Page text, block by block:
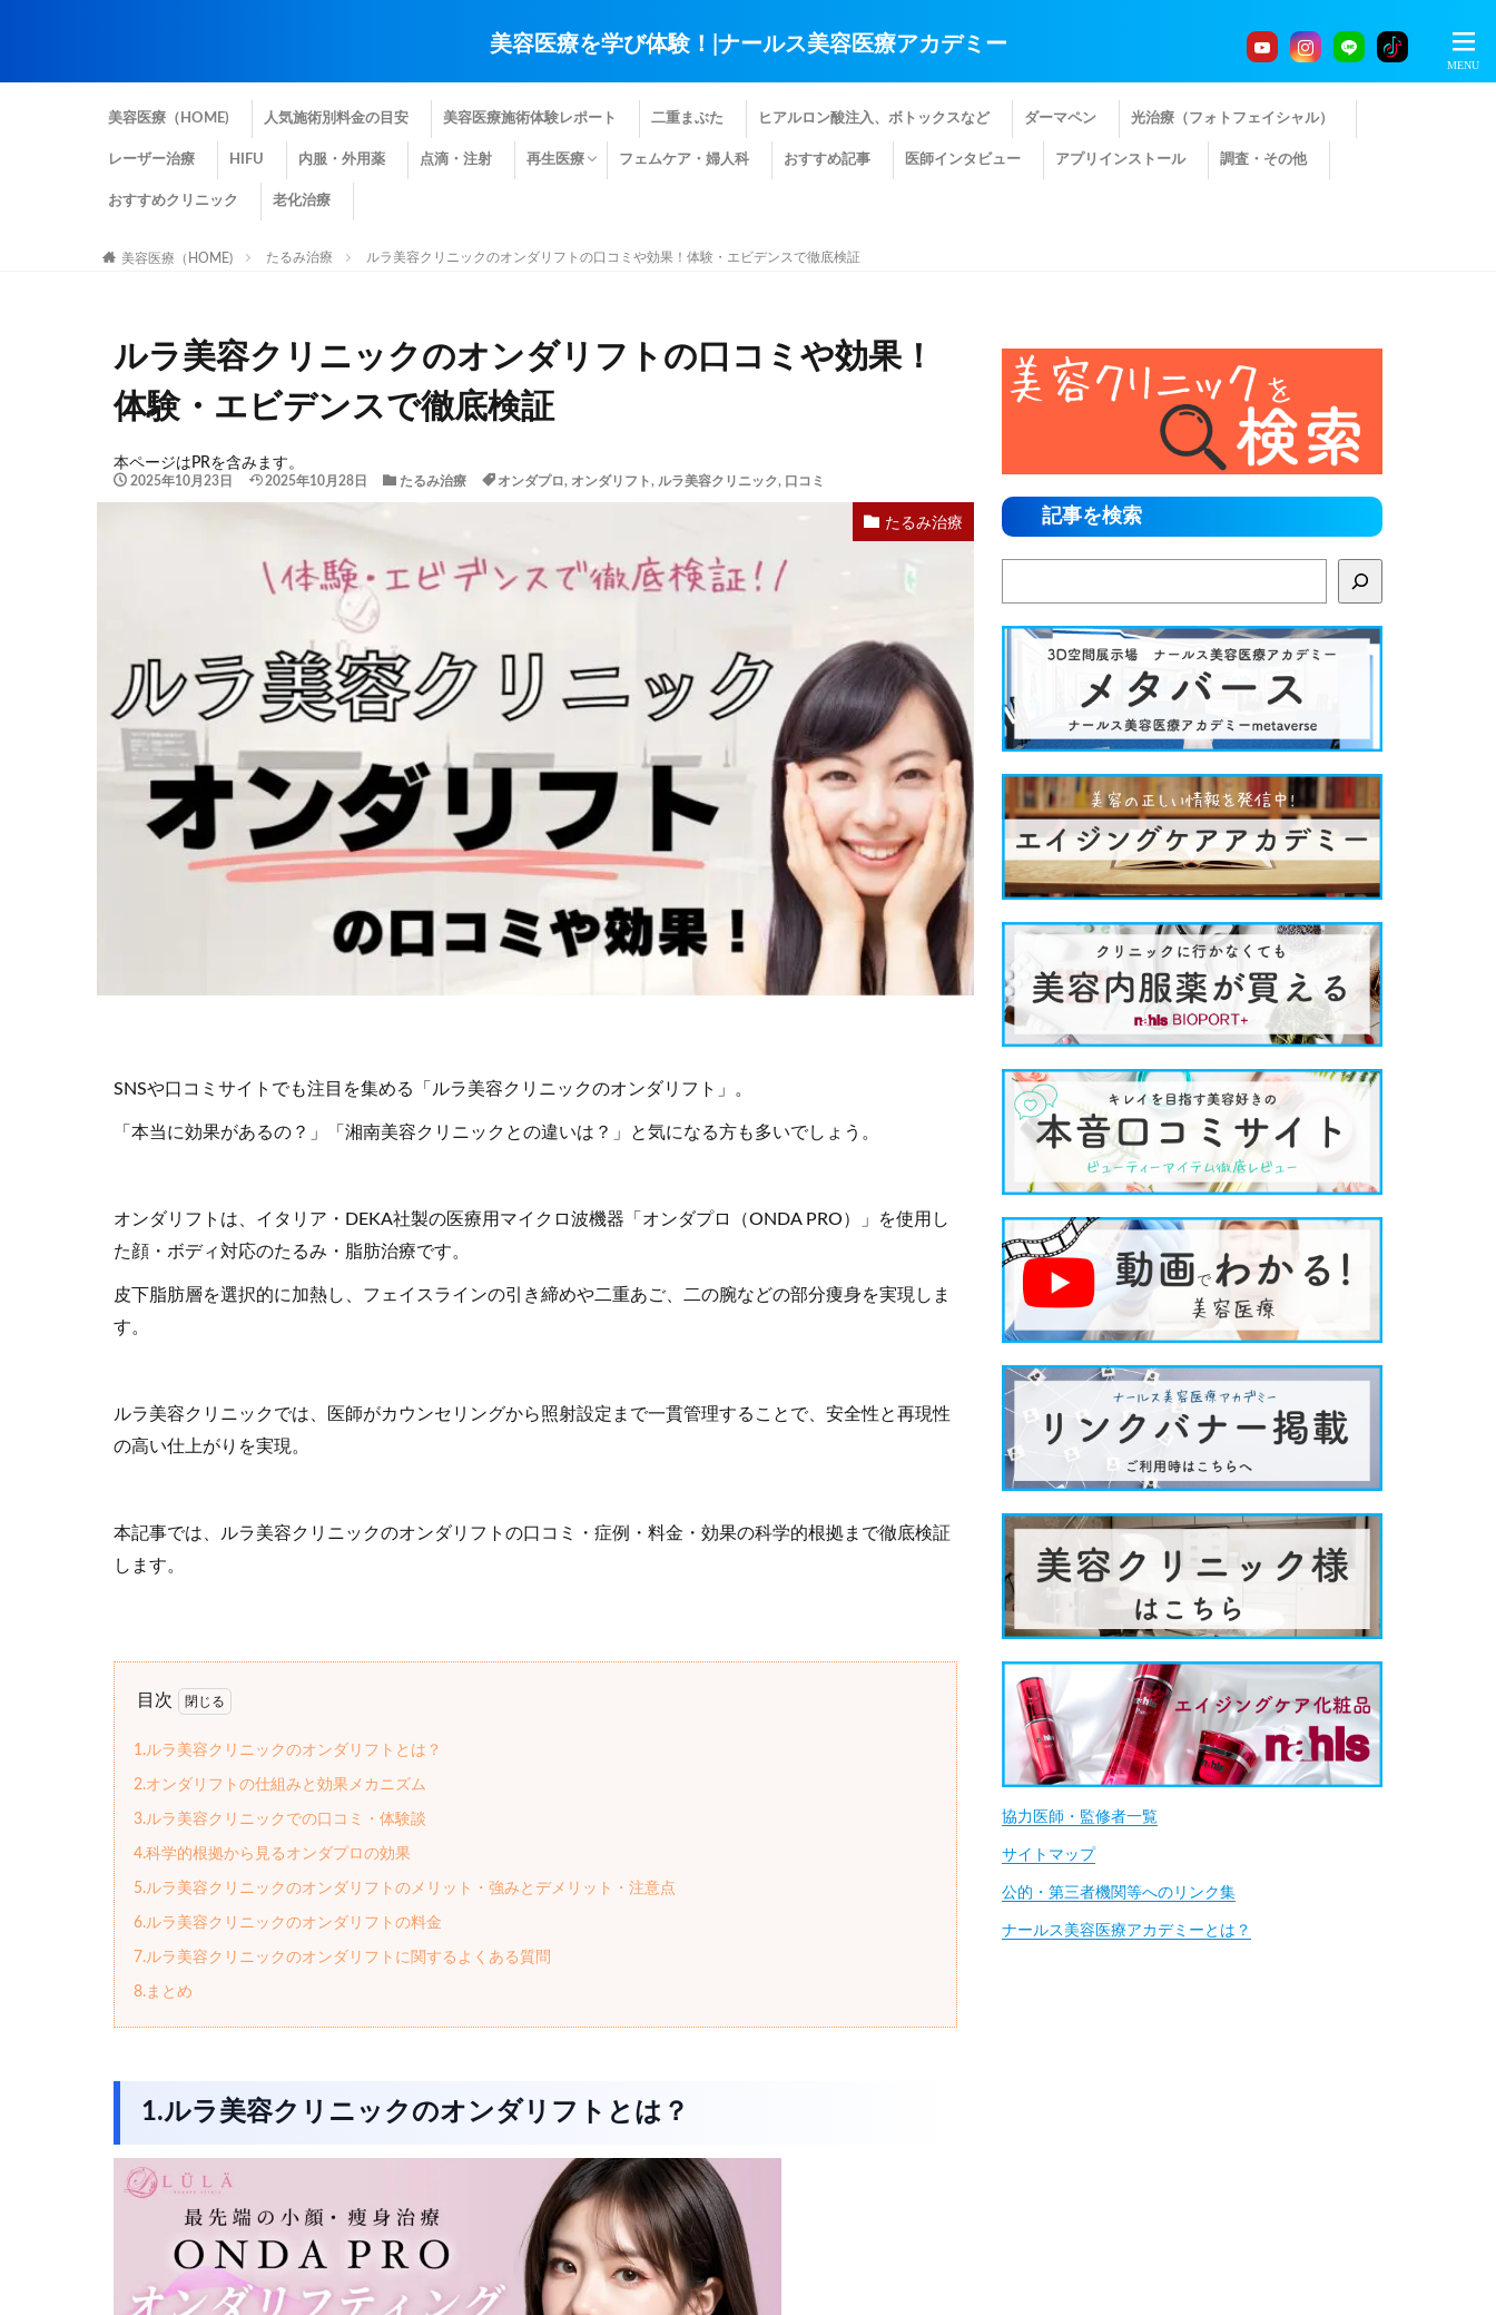
美容医療を学び体験！|ナールス美容医療アカデミー
美容医療（HOME) 人気施術別料金の目安 美容医療施術体験レポート 二重まぶた ヒアルロン酸注入、ボトックスなど ダーマペン 光治療（フォトフェイシャル）
レーザー治療 HIFU 内服・外用薬 点滴・注射 再生医療 フェムケア・婦人科 おすすめ記事 医師インタビュー アプリインストール 調査・その他
おすすめクリニック 老化治療
美容医療（HOME) たるみ治療 ルラ美容クリニックのオンダリフトの口コミや効果！体験・エビデンスで徹底検証
ルラ美容クリニックのオンダリフトの口コミや効果！
体験・エビデンスで徹底検証
本ページはPRを含みます。
2025年10月23日 2025年10月28日 たるみ治療 オンダプロ, オンダリフト, ルラ美容クリニック, 口コミ
たるみ治療
SNSや口コミサイトでも注目を集める「ルラ美容クリニックのオンダリフト」。
「本当に効果があるの？」「湘南美容クリニックとの違いは？」と気になる方も多いでしょう。
オンダリフトは、イタリア・DEKA社製の医療用マイクロ波機器「オンダプロ（ONDA PRO）」を使用し
た顔・ボディ対応のたるみ・脂肪治療です。
皮下脂肪層を選択的に加熱し、フェイスラインの引き締めや二重あご、二の腕などの部分痩身を実現しま
す。
ルラ美容クリニックでは、医師がカウンセリングから照射設定まで一貫管理することで、安全性と再現性
の高い仕上がりを実現。
本記事では、ルラ美容クリニックのオンダリフトの口コミ・症例・料金・効果の科学的根拠まで徹底検証
します。
目次
1.ルラ美容クリニックのオンダリフトとは？
2.オンダリフトの仕組みと効果メカニズム
3.ルラ美容クリニックでの口コミ・体験談
4.科学的根拠から見るオンダプロの効果
5.ルラ美容クリニックのオンダリフトのメリット・強みとデメリット・注意点
6.ルラ美容クリニックのオンダリフトの料金
7.ルラ美容クリニックのオンダリフトに関するよくある質問
8.まとめ
1.ルラ美容クリニックのオンダリフトとは？
記事を検索
協力医師・監修者一覧
サイトマップ
公的・第三者機関等へのリンク集
ナールス美容医療アカデミーとは？